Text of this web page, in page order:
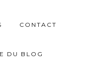
CONTACT
DU BLOG